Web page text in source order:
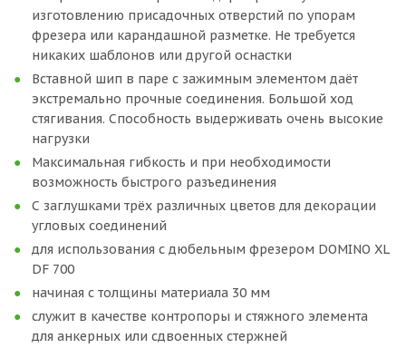
изготовлению присадочных отверстий по упорам
фрезера или карандашной разметке. Не требуется
никаких шаблонов или другой оснастки
Вставной шип в паре с зажимным элементом даёт
экстремально прочные соединения. Большой ход
стягивания. Способность выдерживать очень высокие
нагрузки
Максимальная гибкость и при необходимости
возможность быстрого разъединения
С заглушками трёх различных цветов для декорации
угловых соединений
для использования с дюбельным фрезером DOMINO XL
DF 700
начиная с толщины материала 30 мм
служит в качестве контропоры и стяжного элемента
для анкерных или сдвоенных стержней